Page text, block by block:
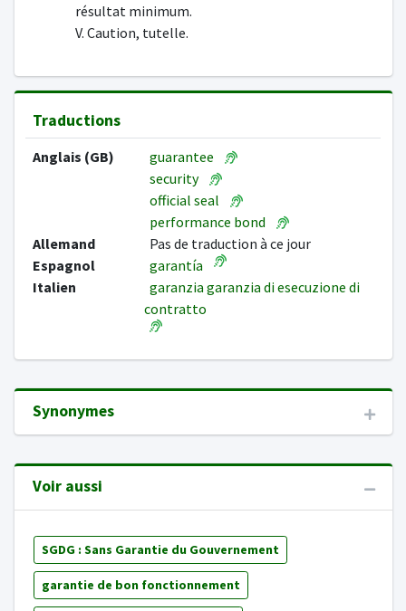
résultat minimum.
V. Caution, tutelle.
Traductions
Anglais (GB)
guarantee
security
official seal
performance bond
Allemand
Pas de traduction à ce jour
Espagnol
garantía
Italien
garanzia garanzia di esecuzione di
contratto
Synonymes
Voir aussi
SGDG : Sans Garantie du Gouvernement
garantie de bon fonctionnement